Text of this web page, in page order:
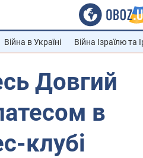
Війна в Україні Війна Ізраїлю та
Довгий
в
клубі